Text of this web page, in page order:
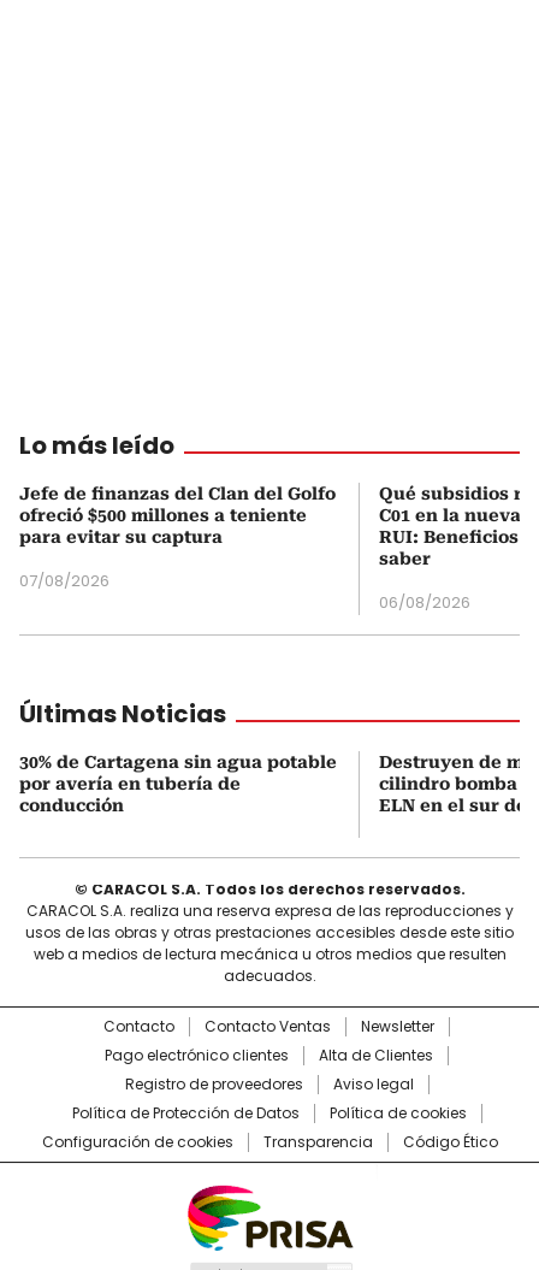
Lo más leído
Jefe de finanzas del Clan del Golfo
ofreció $500 millones a teniente
para evitar su captura
07/08/2026
Qué subsidios
C01 en la nueva
RUI: Beneficios
saber
06/08/2026
Últimas Noticias
30% de Cartagena sin agua potable
por avería en tubería de
conducción
Destruyen de
cilindro bomba
ELN en el sur de
© CARACOL S.A. Todos los derechos reservados.
CARACOL S.A. realiza una reserva expresa de las reproducciones y
usos de las obras y otras prestaciones accesibles desde este sitio
web a medios de lectura mecánica u otros medios que resulten
adecuados.
Contacto Contacto Ventas
Newsletter
Pago electrónico clientes
Alta de Clientes
Registro de proveedores
Aviso legal
Política de Protección de Datos
Política de cookies
Configuración de cookies
Transparencia Código Ético